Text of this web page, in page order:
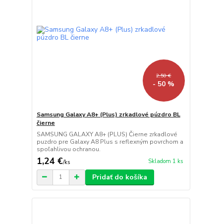
2,50 €
- 50 %
Samsung Galaxy A8+ (Plus) zrkadlové púzdro BL
čierne
SAMSUNG GALAXY A8+ (PLUS) Čierne zrkadlové
puzdro pre Galaxy A8 Plus s reflexným povrchom a
spoľahlivou ochranou.
1,24 €/ks Skladom 1 ks
Pridať do košíka